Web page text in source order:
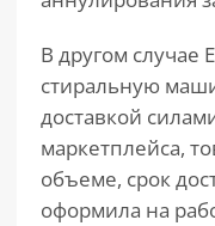
В другом случае
стиральную
доставкой
маркетплейса,
объеме, срок
оформила на